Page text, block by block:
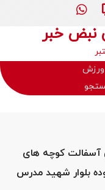
نبض خبر
ورزش
آسفالت کوچه های
بلوار شهید مدرس